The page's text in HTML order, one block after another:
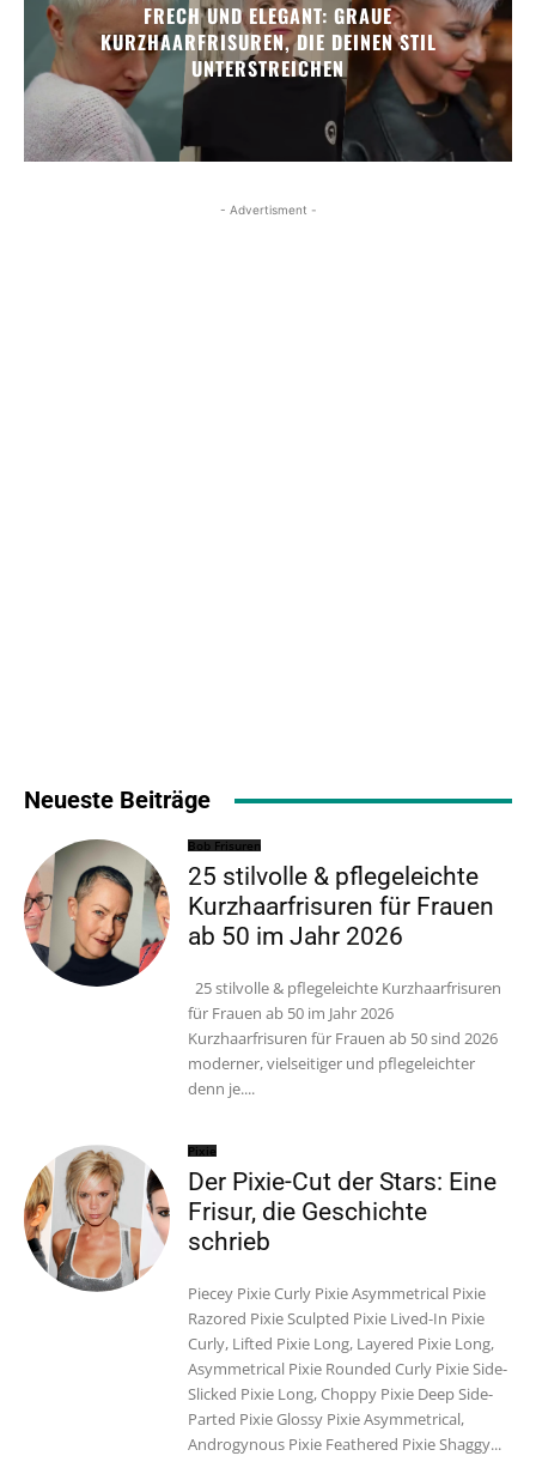
FRECH UND ELEGANT: GRAUE
KURZHAARFRISUREN, DIE DEINEN STIL
UNTERSTREICHEN
- Advertisment -
Neueste Beiträge
Bob Frisuren
25 stilvolle & pflegeleichte
Kurzhaarfrisuren für Frauen
ab 50 im Jahr 2026
25 stilvolle & pflegeleichte Kurzhaarfrisuren
für Frauen ab 50 im Jahr 2026
Kurzhaarfrisuren für Frauen ab 50 sind 2026
moderner, vielseitiger und pflegeleichter
denn je....
Pixie
Der Pixie-Cut der Stars: Eine
Frisur, die Geschichte
schrieb
Piecey Pixie Curly Pixie Asymmetrical Pixie
Razored Pixie Sculpted Pixie Lived-In Pixie
Curly, Lifted Pixie Long, Layered Pixie Long,
Asymmetrical Pixie Rounded Curly Pixie Side-
Slicked Pixie Long, Choppy Pixie Deep Side-
Parted Pixie Glossy Pixie Asymmetrical,
Androgynous Pixie Feathered Pixie Shaggy...